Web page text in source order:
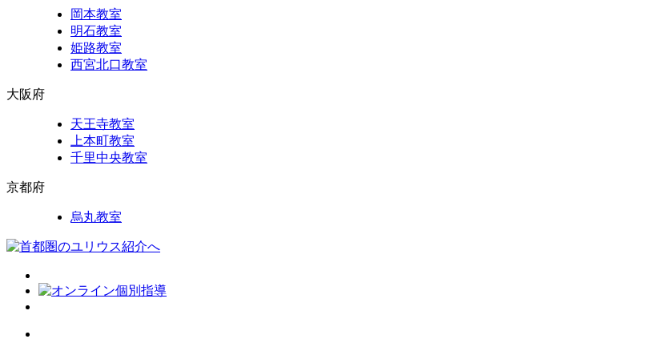
岡本教室
明石教室
姫路教室
西宮北口教室
大阪府
天王寺教室
上本町教室
千里中央教室
京都府
烏丸教室